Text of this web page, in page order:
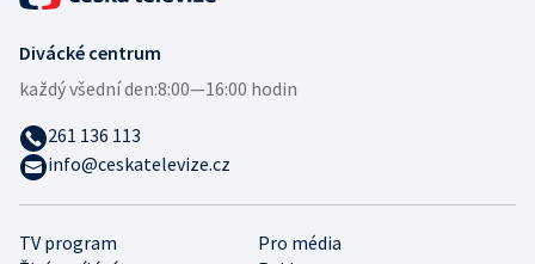
TV program
Pro média
Divácké centrum
každý všední den:8:00—16:00 hodin
261 136 113
info@ceskatelevize.cz